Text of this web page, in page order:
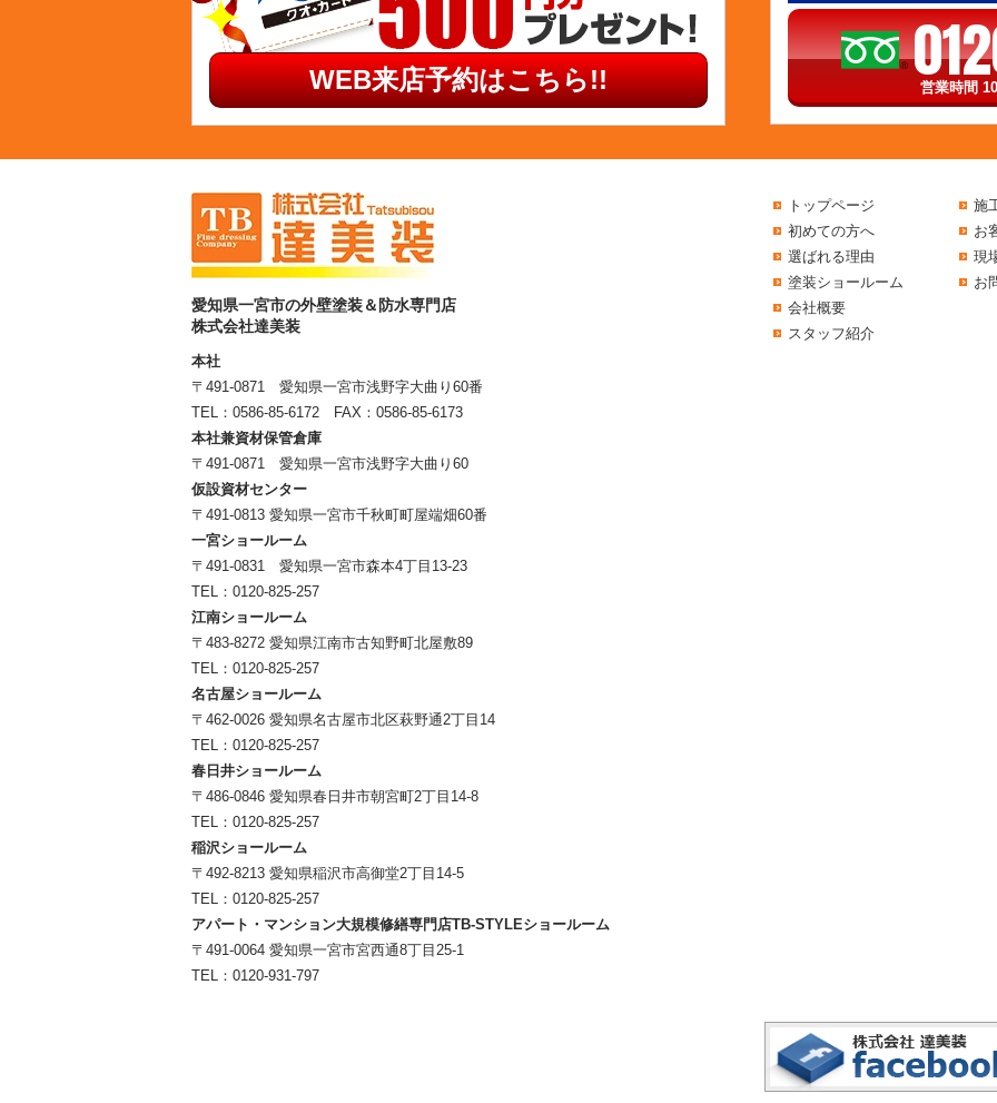
WEB来店予約はこちら!! 営業時間
愛知県一宮市の外壁塗装＆防水専門店
株式会社達美装
本社
〒491-0871 愛知県一宮市浅野字大曲り60番
TEL： 0586-85-6172 FAX：0586-85-6173
本社兼資材保管倉庫
〒491-0871 愛知県一宮市浅野字大曲り60
仮設資材センター
〒491-0813 愛知県一宮市千秋町町屋端畑60番
一宮ショールーム
〒491-0831 愛知県一宮市森本4丁目13-23
TEL： 0120-825-257
江南ショールーム
〒483-8272 愛知県江南市古知野町北屋敷89
TEL： 0120-825-257
名古屋ショールーム
〒462-0026 愛知県名古屋市北区萩野通2丁目14
TEL： 0120-825-257
春日井ショールーム
〒486-0846 愛知県春日井市朝宮町2丁目14-8
TEL： 0120-825-257
稲沢ショールーム
〒492-8213 愛知県稲沢市高御堂2丁目14-5
TEL： 0120-825-257
アパート・マンション大規模修繕専門店TB-STYLEショールーム
〒491-0064 愛知県一宮市宮西通8丁目25-1
TEL： 0120-931-797
トップページ
初めての方へ
選ばれる理由
塗装ショールーム
会社概要
スタッフ紹介
施
お
現
お